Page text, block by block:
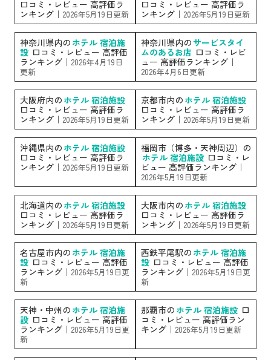
口コミ・レビュー 高評価ラ
ンキング｜ 2026年5月19日更新
口コミ・レビュー 高評価ラ
ンキング｜ 2026年5月19日更新
神奈川県内の ホテル 宿泊施
設 口コミ・レビュー 高評価
ランキング｜ 2026年4月19日
更新
神奈川県内のサービスタイ
ムのあるお店 口コミ・レビ
ュー 高評価ランキング｜
2026年4月6日更新
大阪府内の ホテル 宿泊施設
口コミ・レビュー 高評価ラ
ンキング｜ 2026年5月19日更新
京都市内の ホテル 宿泊施設
口コミ・レビュー 高評価ラ
ンキング｜ 2026年5月19日更新
沖縄県内の ホテル 宿泊施設
口コミ・レビュー 高評価ラ
ンキング｜ 2026年5月19日更新
福岡市（博多・天神周辺）の
ホテル 宿泊施設 口コミ・レ
ビュー 高評価ランキング｜
2026年5月19日更新
北海道内の ホテル 宿泊施設
口コミ・レビュー 高評価ラ
ンキング｜ 2026年5月19日更新
大阪市内の ホテル 宿泊施設
口コミ・レビュー 高評価ラ
ンキング｜ 2026年5月19日更新
名古屋市内の ホテル 宿泊施
設 口コミ・レビュー 高評価
ランキング｜ 2026年5月19日更
新
西鉄平尾駅の ホテル 宿泊施
設 口コミ・レビュー 高評価
ランキング｜ 2026年5月19日更
新
天神・中州の ホテル 宿泊施
設 口コミ・レビュー 高評価
ランキング｜ 2026年5月19日更
新
那覇市の ホテル 宿泊施設 口
コミ・レビュー 高評価ラン
キング｜ 2026年5月19日更新